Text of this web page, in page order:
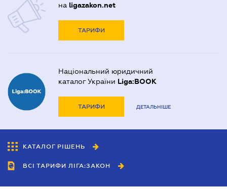
на ligazakon.net
ТАРИФИ
Національний юридичний
каталог України Liga:BOOK
ТАРИФИ ДЕТАЛЬНІШЕ
КАТАЛОГ РІШЕНЬ
ВСІ ТАРИФИ ЛІГА:ЗАКОН